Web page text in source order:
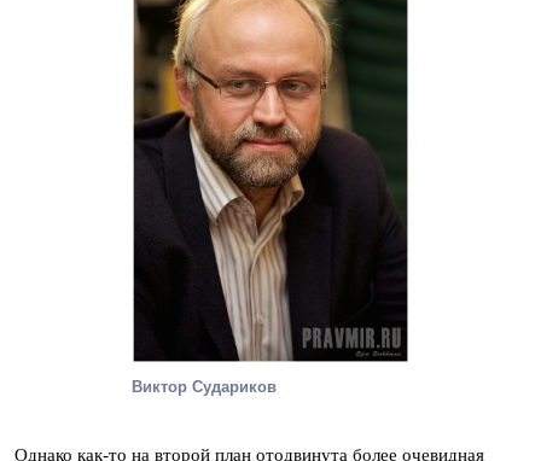
Виктор Судариков
Однако как-то на второй план отодвинута более очевидная